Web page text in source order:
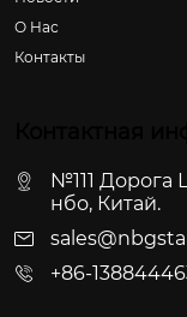
О Hас
Контакты
№111 Дорога
нбо, Китай.
+86-